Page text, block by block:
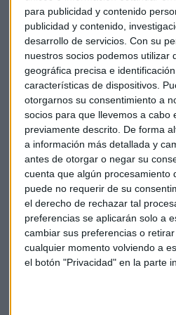
para publicidad y contenido
publicidad y contenido,
desarrollo de servicios. Con su
nuestros socios podemos utilizar
geográfica precisa e
características de dispositivos.
otorgarnos su consentimiento a
socios para que llevemos a cabo
previamente descrito. De forma
a información más detallada y
antes de otorgar o negar su
cuenta que algún procesamiento
puede no requerir de su
el derecho de rechazar tal
preferencias se aplicarán solo a
cambiar sus preferencias o
cualquier momento volviendo a
el botón "Privacidad" en la parte
como Pandora o Alex and Ani.
la imagen de los diamantes de
quedado anticuada.
Tiffany’s intenta superar este
febrero contrató como
El reto era y sigue siendo
Tyffany quiere alejarse del
cada vez menos y acercarse al
juvenil. Para ello, también
Lady Gaga es la encargada
de darle un toque más fresco
estrategia se basa en poner un
público diferente a sus tiendas y
Resultados Beneficios